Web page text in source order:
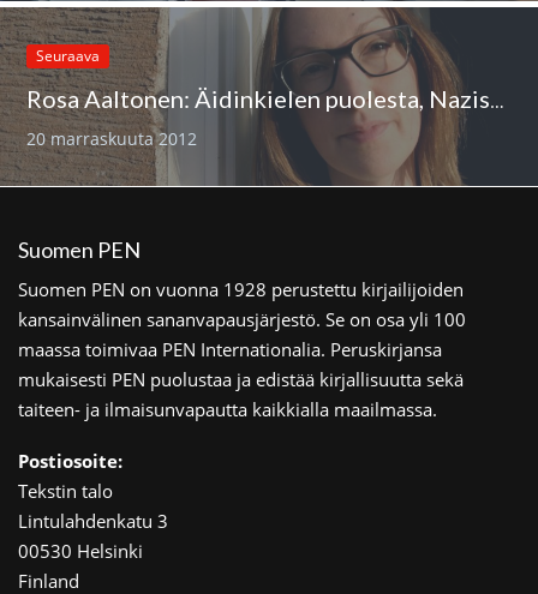
Seuraava
Rosa Aaltonen: Äidinkielen puolesta, Naziseja vastaan
20 marraskuuta 2012
Suomen PEN
Suomen PEN on vuonna 1928 perustettu kirjailijoiden
kansainvälinen sananvapausjärjestö. Se on osa yli 100
maassa toimivaa PEN Internationalia. Peruskirjansa
mukaisesti PEN puolustaa ja edistää kirjallisuutta sekä
taiteen- ja ilmaisunvapautta kaikkialla maailmassa.
Postiosoite:
Tekstin talo
Lintulahdenkatu 3
00530 Helsinki
Finland